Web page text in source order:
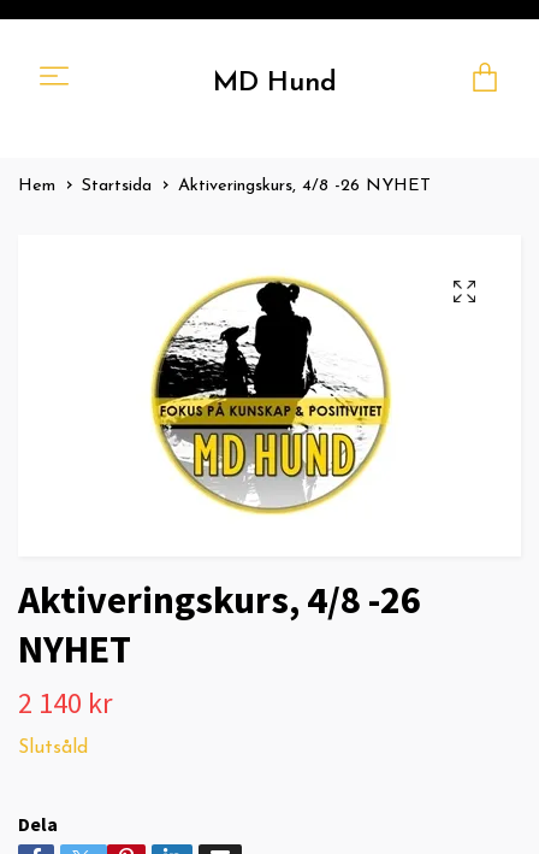
MD Hund
Hem Startsida Aktiveringskurs, 4/8 -26 NYHET
Aktiveringskurs, 4/8 -26
NYHET
2 140 kr
Slutsåld
Dela